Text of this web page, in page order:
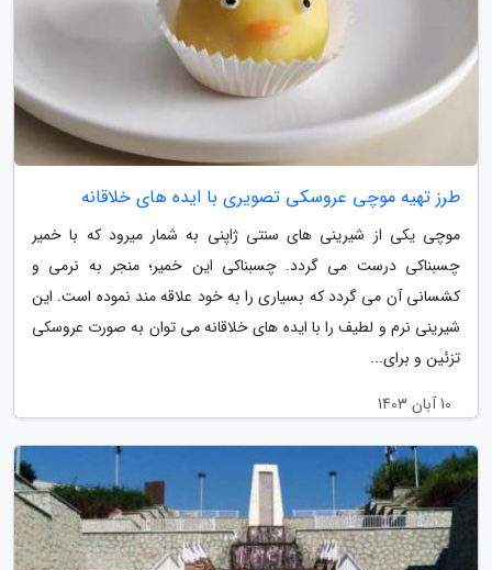
طرز تهیه موچی عروسکی تصویری با ایده های خلاقانه
موچی یکی از شیرینی های سنتی ژاپنی به شمار میرود که با خمیر
چسبناکی درست می گردد. چسبناکی این خمیر؛ منجر به نرمی و
کشسانی آن می گردد که بسیاری را به خود علاقه مند نموده است. این
شیرینی نرم و لطیف را با ایده های خلاقانه می توان به صورت عروسکی
تزئین و برای...
10 آبان 1403